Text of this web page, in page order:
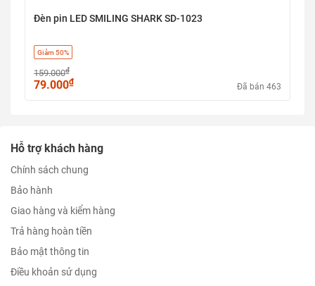
Đèn pin LED SMILING SHARK SD-1023
Giảm 50%
159.000₫
79.000₫ Đã bán 463
Hỗ trợ khách hàng
Chính sách chung
Bảo hành
Giao hàng và kiểm hàng
Trả hàng hoàn tiền
Bảo mật thông tin
Điều khoản sử dụng